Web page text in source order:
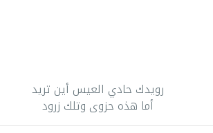
رويدك حادي العيس أين تريد
أما هذه حزوى وتلك زرود